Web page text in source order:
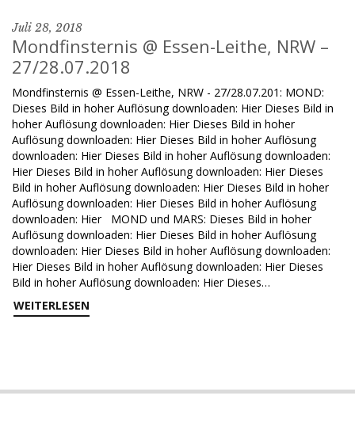
Juli 28, 2018
Mondfinsternis @ Essen-Leithe, NRW –
27/28.07.2018
Mondfinsternis @ Essen-Leithe, NRW - 27/28.07.201: MOND:
Dieses Bild in hoher Auflösung downloaden: Hier Dieses Bild in
hoher Auflösung downloaden: Hier Dieses Bild in hoher
Auflösung downloaden: Hier Dieses Bild in hoher Auflösung
downloaden: Hier Dieses Bild in hoher Auflösung downloaden:
Hier Dieses Bild in hoher Auflösung downloaden: Hier Dieses
Bild in hoher Auflösung downloaden: Hier Dieses Bild in hoher
Auflösung downloaden: Hier Dieses Bild in hoher Auflösung
downloaden: Hier MOND und MARS: Dieses Bild in hoher
Auflösung downloaden: Hier Dieses Bild in hoher Auflösung
downloaden: Hier Dieses Bild in hoher Auflösung downloaden:
Hier Dieses Bild in hoher Auflösung downloaden: Hier Dieses
Bild in hoher Auflösung downloaden: Hier Dieses…
WEITERLESEN